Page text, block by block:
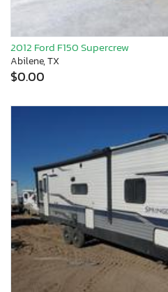
2012 Ford F150 Supercrew
Abilene, TX
$0.00